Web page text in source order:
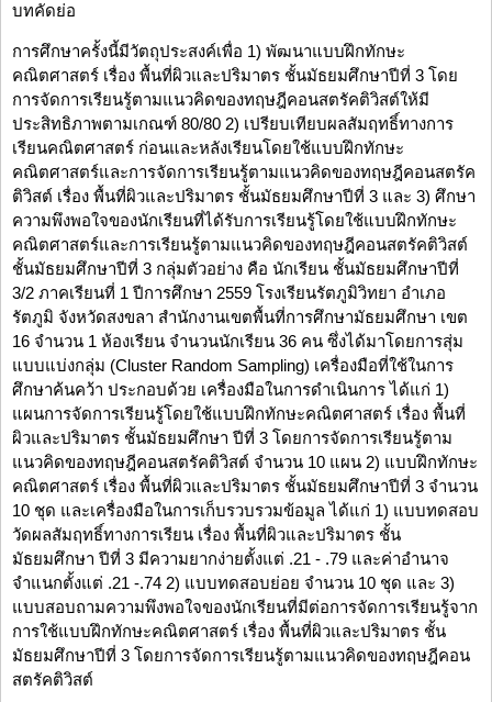
บทคัดย่อ
การศึกษาครั้งนี้มีวัตถุประสงค์เพื่อ 1) พัฒนาแบบฝึกทักษะ
คณิตศาสตร์ เรื่อง พื้นที่ผิวและปริมาตร ชั้นมัธยมศึกษาปีที่ 3 โดย
การจัดการเรียนรู้ตามแนวคิดของทฤษฎีคอนสตรัคติวิสต์ให้มี
ประสิทธิภาพตามเกณฑ์ 80/80 2) เปรียบเทียบผลสัมฤทธิ์ทางการ
เรียนคณิตศาสตร์ ก่อนและหลังเรียนโดยใช้แบบฝึกทักษะ
คณิตศาสตร์และการจัดการเรียนรู้ตามแนวคิดของทฤษฎีคอนสตรัค
ติวิสต์ เรื่อง พื้นที่ผิวและปริมาตร ชั้นมัธยมศึกษาปีที่ 3 และ 3) ศึกษา
ความพึงพอใจของนักเรียนที่ได้รับการเรียนรู้โดยใช้แบบฝึกทักษะ
คณิตศาสตร์และการเรียนรู้ตามแนวคิดของทฤษฎีคอนสตรัคติวิสต์
ชั้นมัธยมศึกษาปีที่ 3 กลุ่มตัวอย่าง คือ นักเรียน ชั้นมัธยมศึกษาปีที่
3/2 ภาคเรียนที่ 1 ปีการศึกษา 2559 โรงเรียนรัตภูมิวิทยา อำเภอ
รัตภูมิ จังหวัดสงขลา สำนักงานเขตพื้นที่การศึกษามัธยมศึกษา เขต
16 จำนวน 1 ห้องเรียน จำนวนนักเรียน 36 คน ซึ่งได้มาโดยการสุ่ม
แบบแบ่งกลุ่ม (Cluster Random Sampling) เครื่องมือที่ใช้ในการ
ศึกษาค้นคว้า ประกอบด้วย เครื่องมือในการดำเนินการ ได้แก่ 1)
แผนการจัดการเรียนรู้โดยใช้แบบฝึกทักษะคณิตศาสตร์ เรื่อง พื้นที่
ผิวและปริมาตร ชั้นมัธยมศึกษา ปีที่ 3 โดยการจัดการเรียนรู้ตาม
แนวคิดของทฤษฎีคอนสตรัคติวิสต์ จำนวน 10 แผน 2) แบบฝึกทักษะ
คณิตศาสตร์ เรื่อง พื้นที่ผิวและปริมาตร ชั้นมัธยมศึกษาปีที่ 3 จำนวน
10 ชุด และเครื่องมือในการเก็บรวบรวมข้อมูล ได้แก่ 1) แบบทดสอบ
วัดผลสัมฤทธิ์ทางการเรียน เรื่อง พื้นที่ผิวและปริมาตร ชั้น
มัธยมศึกษา ปีที่ 3 มีความยากง่ายตั้งแต่ .21 - .79 และค่าอำนาจ
จำแนกตั้งแต่ .21 -.74 2) แบบทดสอบย่อย จำนวน 10 ชุด และ 3)
แบบสอบถามความพึงพอใจของนักเรียนที่มีต่อการจัดการเรียนรู้จาก
การใช้แบบฝึกทักษะคณิตศาสตร์ เรื่อง พื้นที่ผิวและปริมาตร ชั้น
มัธยมศึกษาปีที่ 3 โดยการจัดการเรียนรู้ตามแนวคิดของทฤษฎีคอน
สตรัคติวิสต์